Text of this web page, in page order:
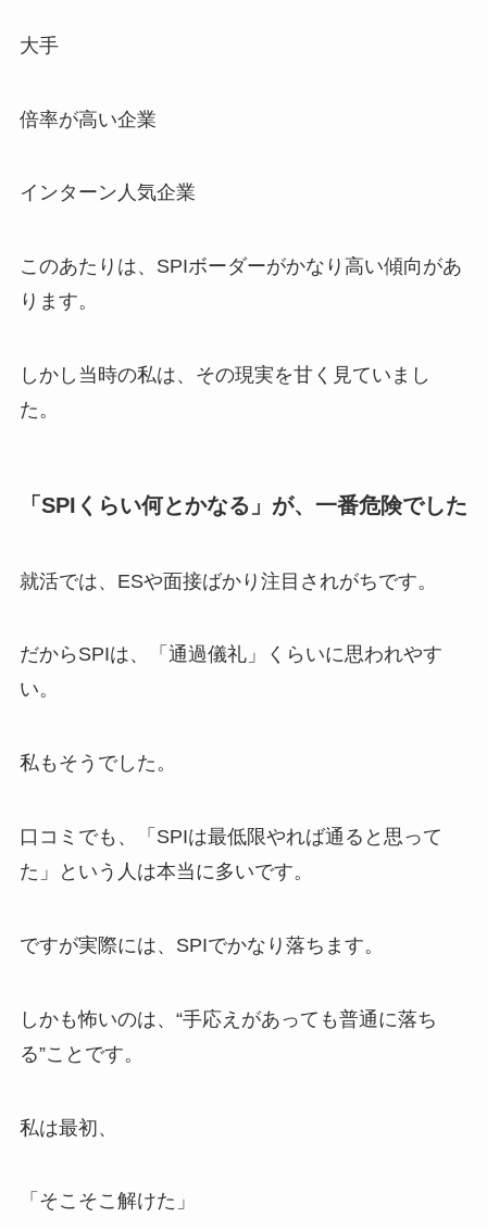
大手
倍率が高い企業
インターン人気企業
このあたりは、SPIボーダーがかなり高い傾向があ
ります。
しかし当時の私は、その現実を甘く見ていまし
た。
「SPIくらい何とかなる」が、一番危険でした
就活では、ESや面接ばかり注目されがちです。
だからSPIは、「通過儀礼」くらいに思われやす
い。
私もそうでした。
口コミでも、「SPIは最低限やれば通ると思って
た」という人は本当に多いです。
ですが実際には、SPIでかなり落ちます。
しかも怖いのは、“手応えがあっても普通に落ち
る”ことです。
私は最初、
「そこそこ解けた」